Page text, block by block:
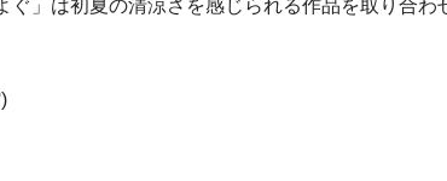
ぐ」は初夏の清涼さを感じられる作品を取り合わ